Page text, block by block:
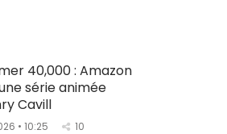
40,000 : Amazon
série animée
Cavill
• 10:25 10